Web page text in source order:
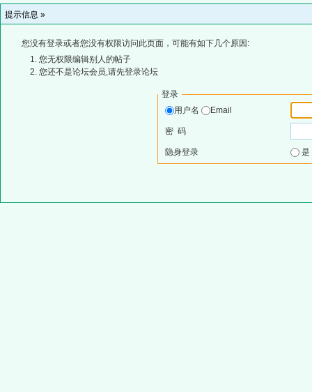
提示信息 »
您没有登录或者您没有权限访问此页面，可能有如下几个原因:
您无权限编辑别人的帖子
您还不是论坛会员,请先登录论坛
登录
用户名
Email
密 码
隐身登录